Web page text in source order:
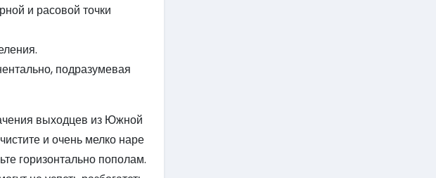
и расовой точки
подразумевая
выходцев из Южной
и очень мелко наре
горизонтально пополам.